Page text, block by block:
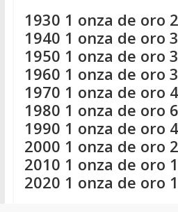
1930 1 onza de oro
1940 1 onza de oro
1950 1 onza de oro
1960 1 onza de oro
1970 1 onza de oro
1980 1 onza de oro
1990 1 onza de oro
2000 1 onza de oro
2010 1 onza de oro
2020 1 onza de oro